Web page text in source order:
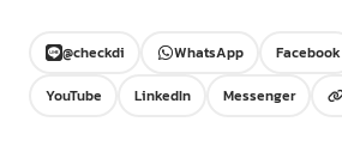
@checkdi WhatsApp Facebook
YouTube
LinkedIn Messenger